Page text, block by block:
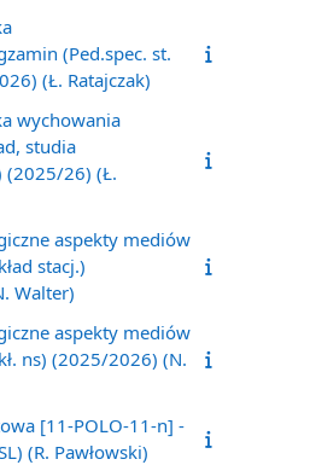
(Ped.spec. st.
(Ł. Ratajczak)
wychowania
studia
(2025/26) (Ł.
aspekty mediów
stacj.)
Walter)
aspekty mediów
ns) (2025/2026) (N.
[11-POLO-11-n] -
(R. Pawłowski)